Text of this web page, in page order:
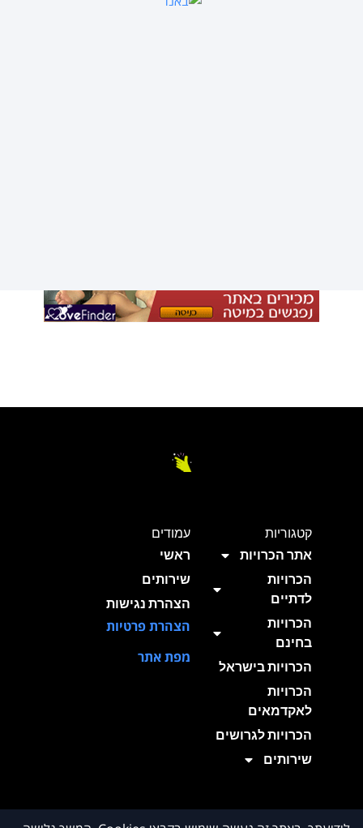
קטגוריות
אתר הכרויות
הכרויות
לדתיים
הכרויות
בחינם
הכרויות בישראל
הכרויות
לאקדמאים
הכרויות לגרושים
שירותים
עמודים
ראשי
שירותים
הצהרת נגישות
הצהרת פרטיות
מפת אתר